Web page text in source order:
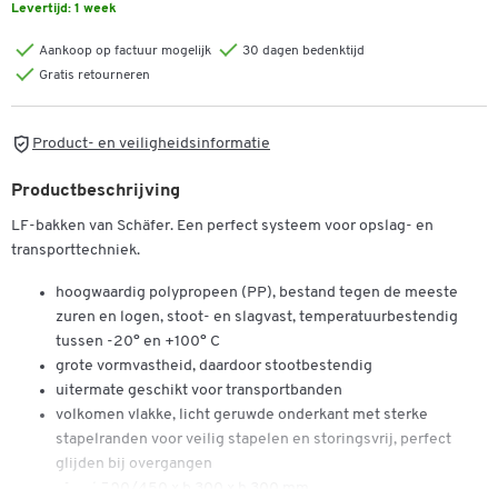
Levertijd: 1 week
Aankoop op factuur mogelijk
30 dagen bedenktijd
Gratis retourneren
Product- en veiligheidsinformatie
Productbeschrijving
LF-bakken van Schäfer. Een perfect systeem voor opslag- en
transporttechniek.
hoogwaardig polypropeen (PP), bestand tegen de meeste
zuren en logen, stoot- en slagvast, temperatuurbestendig
tussen -20° en +100° C
grote vormvastheid, daardoor stootbestendig
uitermate geschikt voor transportbanden
volkomen vlakke, licht geruwde onderkant met sterke
stapelranden voor veilig stapelen en storingsvrij, perfect
glijden bij overgangen